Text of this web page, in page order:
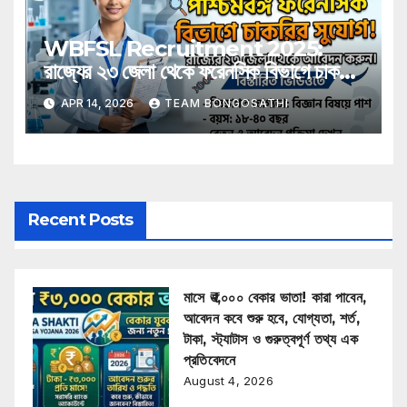
WBFSL Recruitment 2025:
রাজ্যের ২৩ জেলা থেকে ফরেনসিক বিভাগে চাকরির
সুযোগ, রইল বিস্তারিত
APR 14, 2026 TEAM BONGOSATHI
Recent Posts
মাসে ₹৩,০০০ বেকার ভাতা! কারা পাবেন,
আবেদন কবে শুরু হবে, যোগ্যতা, শর্ত,
টাকা, স্ট্যাটাস ও গুরুত্বপূর্ণ তথ্য এক
প্রতিবেদনে
August 4, 2026